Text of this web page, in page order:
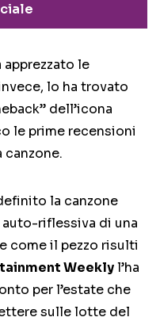
apprezzato le
lo ha trovato
dell’icona
le prime recensioni
la canzone
auto-riflessiva di una
come il pezzo risulti
Weeklyl’ha
per l’estate che
sulle lotte del